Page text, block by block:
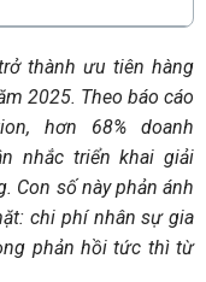
thành ưu tiên hàng
2025. Theo báo cáo
hơn 68% doanh
nhắc triển khai giải
Con số này phản ánh
chi phí nhân sự gia
phản hồi tức thì từ